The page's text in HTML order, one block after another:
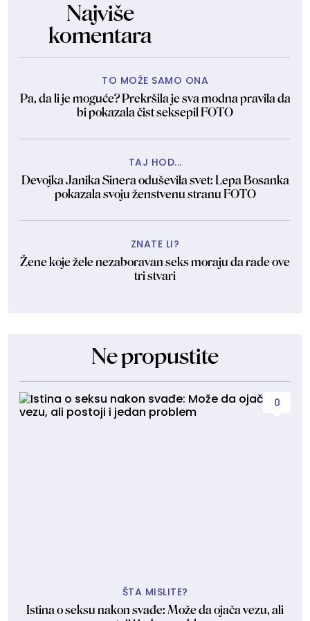
Najviše
komentara
TO MOŽE SAMO ONA
Pa, da li je moguće? Prekršila je sva modna pravila da
bi pokazala čist seksepil FOTO
TAJ HOD...
Devojka Janika Sinera oduševila svet: Lepa Bosanka
pokazala svoju ženstvenu stranu FOTO
ZNATE LI?
Žene koje žele nezaboravan seks moraju da rade ove
tri stvari
Ne propustite
0
ŠTA MISLITE?
Istina o seksu nakon svađe: Može da ojača vezu, ali